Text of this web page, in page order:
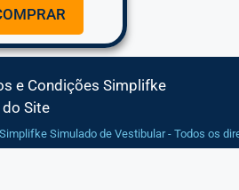
e Condições Simplifke
Site
Simulado de Vestibular - Todos os